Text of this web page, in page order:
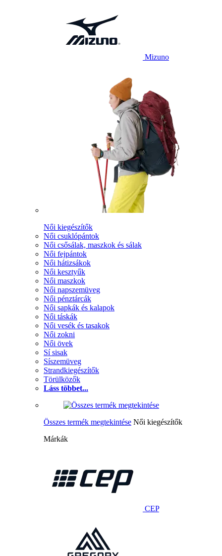
Mizuno
Női kiegészítők
Női csuklópántok
Női csősálak, maszkok és sálak
Női fejpántok
Női hátizsákok
Női kesztyűk
Női maszkok
Női napszemüveg
Női pénztárcák
Női sapkák és kalapok
Női táskák
Női vesék és tasakok
Női zokni
Női övek
Sí sisak
Síszemüveg
Strandkiegészítők
Törülközők
Láss többet...
Összes termék megtekintése Női kiegészítők
Márkák
CEP